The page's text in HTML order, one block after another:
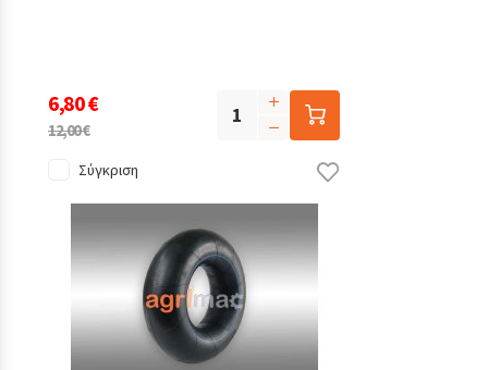
6,80 €
12,00 €
Σύγκριση